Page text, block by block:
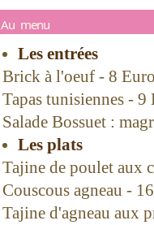
Au menu
Les entrées
Brick à l'oeuf - 8
Tapas tunisiennes - 9
Salade Bossuet :
Les plats
Tajine de poulet aux
Couscous agneau -
Tajine d'agneau aux